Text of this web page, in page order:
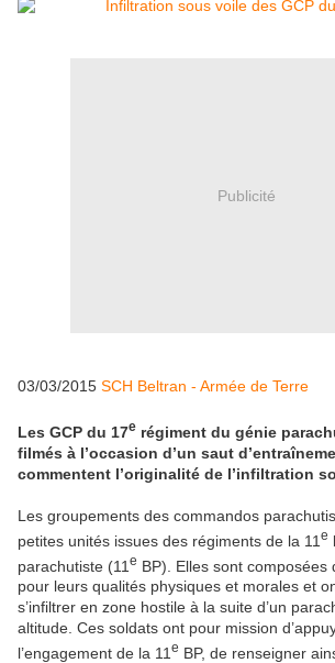
Publicité
03/03/2015 SCH Beltran - Armée de Terre
Les GCP du 17e régiment du génie
filmés à l’occasion d’un saut
commentent l’originalité de l’infiltration
Les groupements des commandos
petites unités issues des régiments de la 11 e
parachutiste (11 e BP). Elles sont composées
pour leurs qualités physiques et morales et
s’infiltrer en zone hostile à la suite d’un
altitude. Ces soldats ont pour mission
l’engagement de la 11 e BP, de renseigner